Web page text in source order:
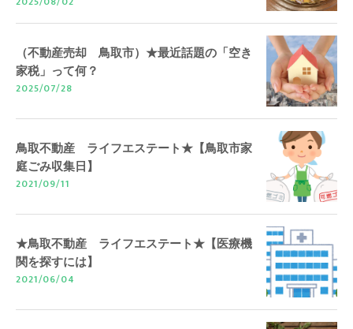
（不動産売却 鳥取市）★最近話題の「空き
家税」って何？
2025/07/28
鳥取不動産 ライフエステート★【鳥取市家
庭ごみ収集日】
2021/09/11
★鳥取不動産 ライフエステート★【医療機
関を探すには】
2021/06/04